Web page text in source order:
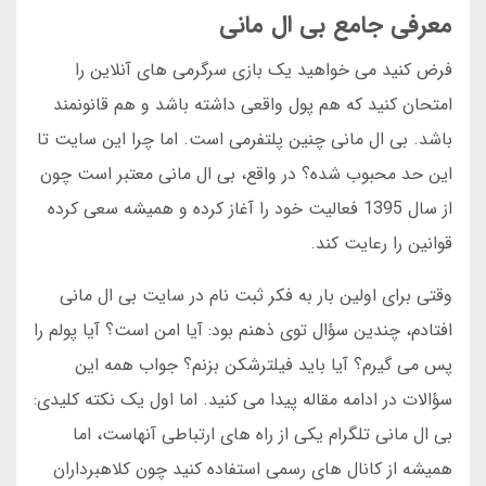
معرفی جامع بی ال مانی
فرض کنید می خواهید یک بازی سرگرمی های آنلاین را
امتحان کنید که هم پول واقعی داشته باشد و هم قانونمند
باشد. بی ال مانی چنین پلتفرمی است. اما چرا این سایت تا
این حد محبوب شده؟ در واقع، بی ال مانی معتبر است چون
از سال 1395 فعالیت خود را آغاز کرده و همیشه سعی کرده
قوانین را رعایت کند.
وقتی برای اولین بار به فکر ثبت نام در سایت بی ال مانی
افتادم، چندین سؤال توی ذهنم بود: آیا امن است؟ آیا پولم را
پس می گیرم؟ آیا باید فیلترشکن بزنم؟ جواب همه این
سؤالات در ادامه مقاله پیدا می کنید. اما اول یک نکته کلیدی:
بی ال مانی تلگرام یکی از راه های ارتباطی آنهاست، اما
همیشه از کانال های رسمی استفاده کنید چون کلاهبرداران